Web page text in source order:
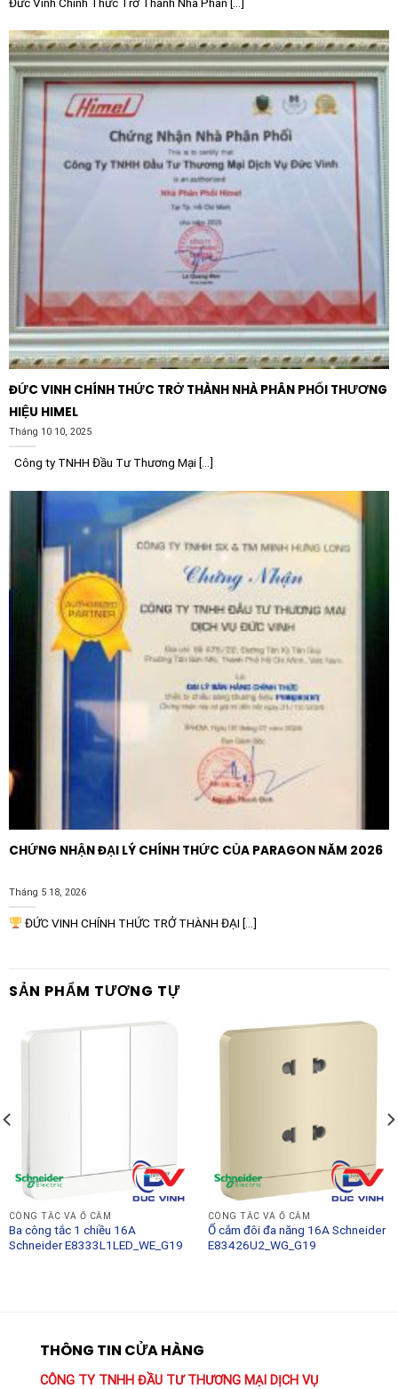
ĐỨC VINH CHÍNH THỨC TRỞ THÀNH NHÀ PHÂN PHỐI THƯƠNG
HIỆU HIMEL
Tháng 10 10, 2025
Công ty TNHH Đầu Tư Thương Mại [...]
CHỨNG NHẬN ĐẠI LÝ CHÍNH THỨC CỦA PARAGON NĂM 2026
Tháng 5 18, 2026
ĐỨC VINH CHÍNH THỨC TRỞ THÀNH ĐẠI [...]
SẢN PHẨM TƯƠNG TỰ
CÔNG TẮC VÀ Ổ CẮM
Ba công tắc 1 chiều 16A
Schneider E8333L1LED_WE_G19
CÔNG TẮC VÀ Ổ CẮM
Ổ cắm đôi đa năng 16A Schneider
E83426U2_WG_G19
THÔNG TIN CỬA HÀNG
CÔNG TY TNHH ĐẦU TƯ THƯƠNG MẠI DỊCH VỤ